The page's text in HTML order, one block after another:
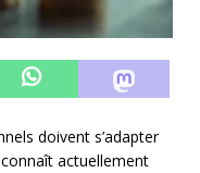
doivent s’adapter
connaît actuellement